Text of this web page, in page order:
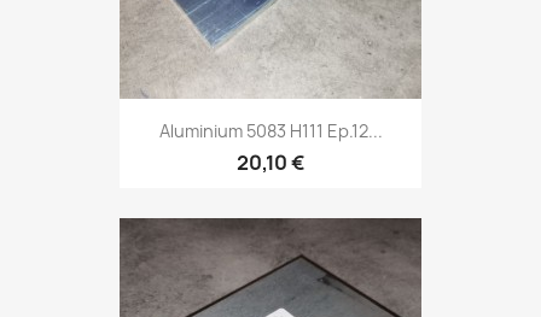
Aluminium 5083 H111 Ep.12...
20,10 €